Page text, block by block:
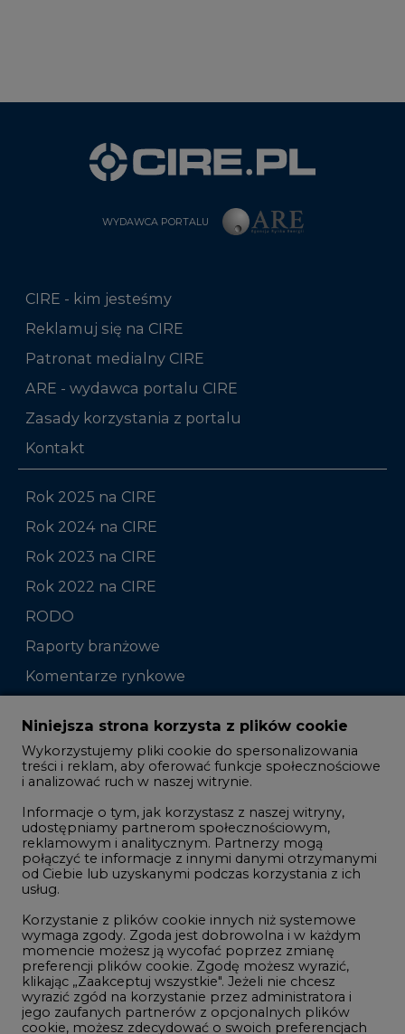
WYDAWCA PORTALU
CIRE - kim jesteśmy
Reklamuj się na CIRE
Patronat medialny CIRE
ARE - wydawca portalu CIRE
Zasady korzystania z portalu
Kontakt
Rok 2025 na CIRE
Rok 2024 na CIRE
Rok 2023 na CIRE
Rok 2022 na CIRE
RODO
Raporty branżowe
Komentarze rynkowe
Zmiany kadrowe na rynku
Studio CIRE
Rozmowy o energetyce
Gospodarka
Geopolityka
LTE450
Innowacje i AI
Telekomunikacja i IT
Handel emisjami CO2
Wodór
Niniejsza strona korzysta z plików cookie
Wykorzystujemy pliki cookie do spersonalizowania
treści i reklam, aby oferować funkcje społecznościowe
i analizować ruch w naszej witrynie.
Informacje o tym, jak korzystasz z naszej witryny,
udostępniamy partnerom społecznościowym,
reklamowym i analitycznym. Partnerzy mogą
połączyć te informacje z innymi danymi otrzymanymi
od Ciebie lub uzyskanymi podczas korzystania z ich
usług.
Korzystanie z plików cookie innych niż systemowe
wymaga zgody. Zgoda jest dobrowolna i w każdym
momencie możesz ją wycofać poprzez zmianę
preferencji plików cookie. Zgodę możesz wyrazić,
klikając „Zaakceptuj wszystkie". Jeżeli nie chcesz
wyrazić zgód na korzystanie przez administratora i
jego zaufanych partnerów z opcjonalnych plików
cookie, możesz zdecydować o swoich preferencjach